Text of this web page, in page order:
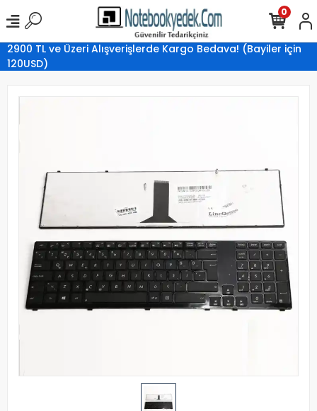
2900 TL ve Üzeri Alışverişlerde Kargo Bedava! (Bayiler için
120USD)
0